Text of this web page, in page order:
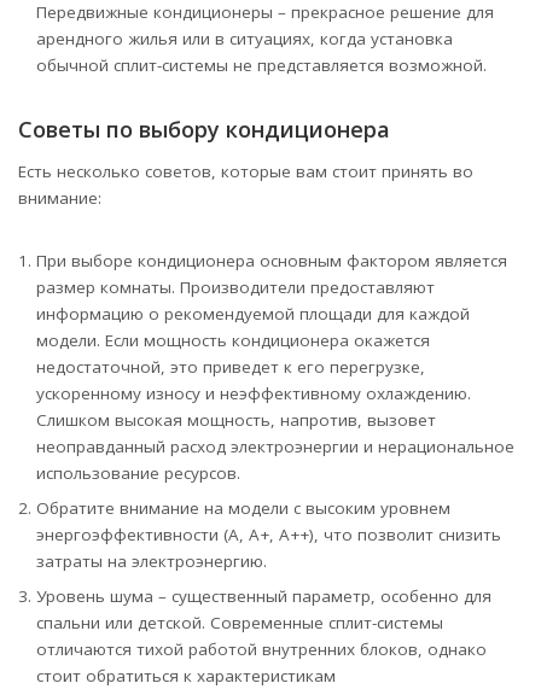
Передвижные кондиционеры – прекрасное решение для
арендного жилья или в ситуациях, когда установка
обычной сплит-системы не представляется возможной.
Советы по выбору кондиционера
Есть несколько советов, которые вам стоит принять во
внимание:
При выборе кондиционера основным фактором является
размер комнаты. Производители предоставляют
информацию о рекомендуемой площади для каждой
модели. Если мощность кондиционера окажется
недостаточной, это приведет к его перегрузке,
ускоренному износу и неэффективному охлаждению.
Слишком высокая мощность, напротив, вызовет
неоправданный расход электроэнергии и нерациональное
использование ресурсов.
Обратите внимание на модели с высоким уровнем
энергоэффективности (A, A+, A++), что позволит снизить
затраты на электроэнергию.
Уровень шума – существенный параметр, особенно для
спальни или детской. Современные сплит-системы
отличаются тихой работой внутренних блоков, однако
стоит обратиться к характеристикам